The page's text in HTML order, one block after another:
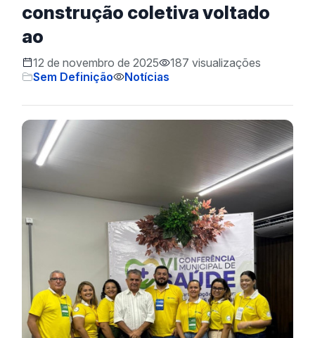
construção coletiva voltado
ao
12 de novembro de 2025
187 visualizações
Sem Definição
Notícias